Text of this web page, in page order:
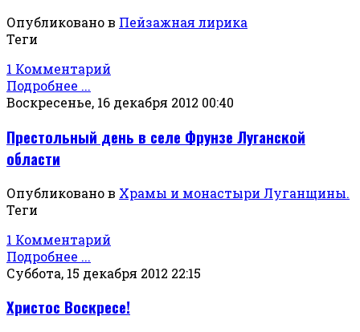
Опубликовано в Пейзажная лирика
Теги
1 Комментарий
Подробнее ...
Воскресенье, 16 декабря 2012 00:40
Престольный день в селе Фрунзе Луганской
области
Опубликовано в Храмы и монастыри Луганщины.
Теги
1 Комментарий
Подробнее ...
Суббота, 15 декабря 2012 22:15
Христос Воскресе!